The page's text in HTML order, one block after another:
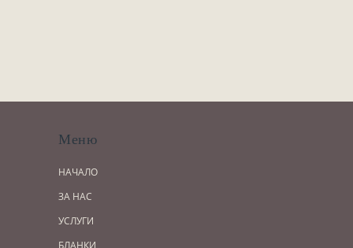
Меню
НАЧАЛО
ЗА НАС
УСЛУГИ
БЛАНКИ